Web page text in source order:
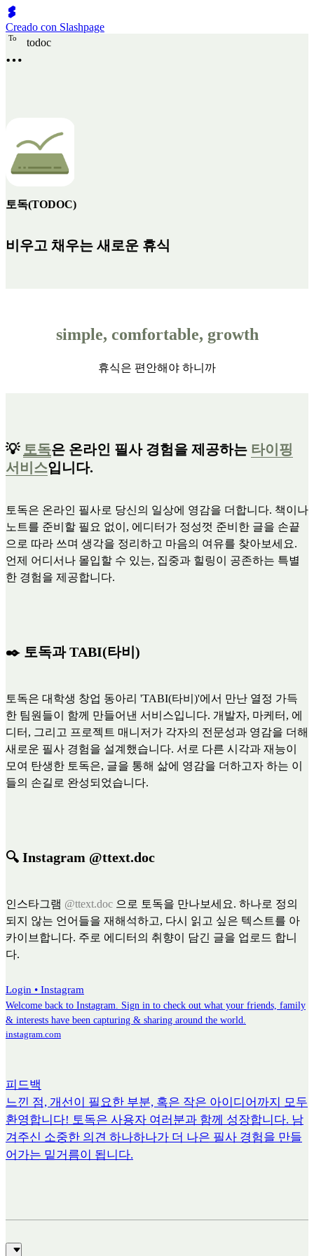
Creado con Slashpage
To todoc
토독(TODOC)
비우고 채우는 새로운 휴식
simple, comfortable, growth
휴식은 편안해야 하니까
💡 토독은 온라인 필사 경험을 제공하는 타이핑
서비스입니다.
토독은 온라인 필사로 당신의 일상에 영감을 더합니다. 책이나
노트를 준비할 필요 없이, 에디터가 정성껏 준비한 글을 손끝
으로 따라 쓰며 생각을 정리하고 마음의 여유를 찾아보세요.
언제 어디서나 몰입할 수 있는, 집중과 힐링이 공존하는 특별
한 경험을 제공합니다.
✒️ 토독과 TABI(타비)
토독은 대학생 창업 동아리 'TABI(타비)'에서 만난 열정 가득
한 팀원들이 함께 만들어낸 서비스입니다. 개발자, 마케터, 에
디터, 그리고 프로젝트 매니저가 각자의 전문성과 영감을 더해
새로운 필사 경험을 설계했습니다. 서로 다른 시각과 재능이
모여 탄생한 토독은, 글을 통해 삶에 영감을 더하고자 하는 이
들의 손길로 완성되었습니다.
🔍 Instagram @ttext.doc
인스타그램 @ttext.doc 으로 토독을 만나보세요. 하나로 정의
되지 않는 언어들을 재해석하고, 다시 읽고 싶은 텍스트를 아
카이브합니다. 주로 에디터의 취향이 담긴 글을 업로드 합니
다.
Login • Instagram
Welcome back to Instagram. Sign in to check out what your friends, family
& interests have been capturing & sharing around the world.
instagram.com
피드백
느낀 점, 개선이 필요한 부분, 혹은 작은 아이디어까지 모두
환영합니다! 토독은 사용자 여러분과 함께 성장합니다. 남
겨주신 소중한 의견 하나하나가 더 나은 필사 경험을 만들
어가는 밑거름이 됩니다.